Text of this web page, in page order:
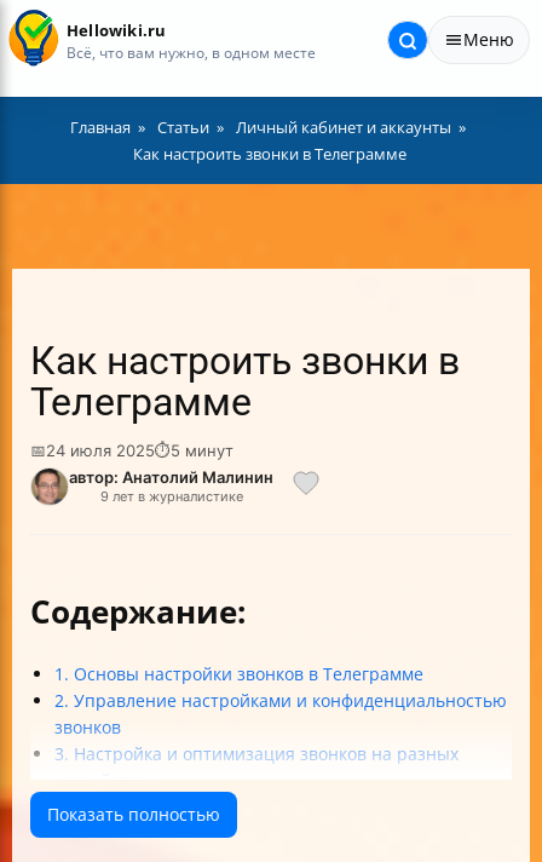
Hellowiki.ru
Всё, что вам нужно, в одном месте
Меню
Главная Статьи
Личный кабинет и аккаунты
Как настроить звонки в Телеграмме
Как настроить звонки в
Телеграмме
📅24 июля 2025⏱5 минут
автор: Анатолий Малинин
9 лет в журналистике
Содержание:
1. Основы настройки звонков в Телеграмме
2. Управление настройками и конфиденциальностью
звонков
3. Настройка и оптимизация звонков на разных
4. Решение проблем и советы по использованию
звонков в Телеграмме
Показать полностью